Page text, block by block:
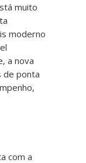
muito
moderno
a nova
de ponta
com a